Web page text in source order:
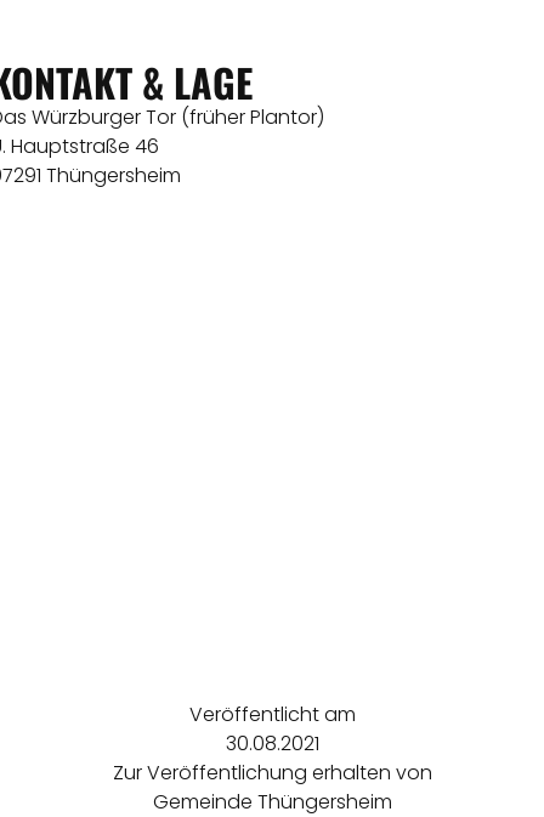
& LAGE
Würzburger Tor (früher Plantor)
Hauptstraße 46
Thüngersheim
Veröffentlicht am
30.08.2021
Zur Veröffentlichung erhalten von
Gemeinde Thüngersheim